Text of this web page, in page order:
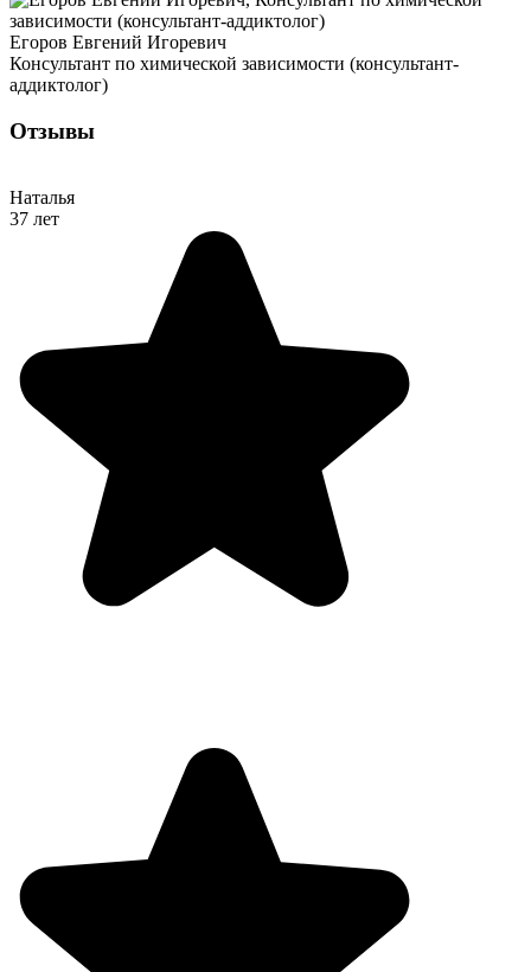
Егоров Евгений Игоревич
Консультант по химической зависимости (консультант-
аддиктолог)
Отзывы
Наталья
37 лет